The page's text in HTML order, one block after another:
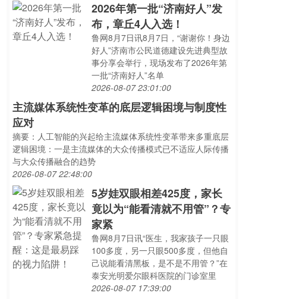
2026年第一批“济南好人”发
布，章丘4人入选！
鲁网8月7日讯8月7日，“谢谢你！身边
好人”济南市公民道德建设先进典型故
事分享会举行，现场发布了2026年第
一批“济南好人”名单
2026-08-07 23:01:00
主流媒体系统性变革的底层逻辑困境与制度性
应对
摘要：人工智能的兴起给主流媒体系统性变革带来多重底层
逻辑困境：一是主流媒体的大众传播模式已不适应人际传播
与大众传播融合的趋势
2026-08-07 22:48:00
5岁娃双眼相差425度，家长
竟以为“能看清就不用管”？专
家紧
鲁网8月7日讯“医生，我家孩子一只眼
100多度，另一只眼500多度，但他自
己说能看清黑板，是不是不用管？”在
泰安光明爱尔眼科医院的门诊室里
2026-08-07 17:39:00